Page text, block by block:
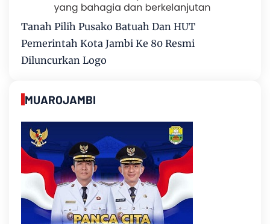
Tanah Pilih Pusako Batuah Dan HUT
Pemerintah Kota Jambi Ke 80 Resmi
Diluncurkan Logo
MUAROJAMBI